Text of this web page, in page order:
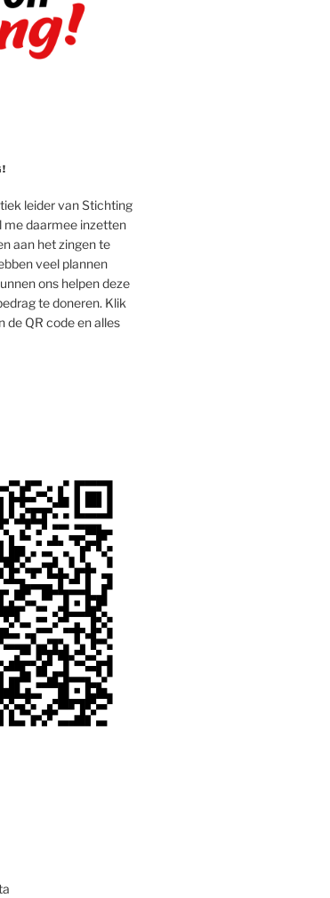
leider van Stichting
me daarmee inzetten
aan het zingen te
veel plannen
ons helpen deze
te doneren. Klik
de QR code en alles